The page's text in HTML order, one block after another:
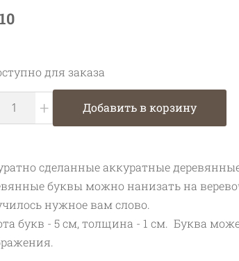
для заказа
+ Добавить в корзину
сделанные аккуратные
буквы можно нанизать на
нужное вам слово.
букв - 5 см, толщина - 1 см. Буква